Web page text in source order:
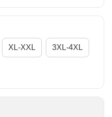
XL-XXL 3XL-4XL